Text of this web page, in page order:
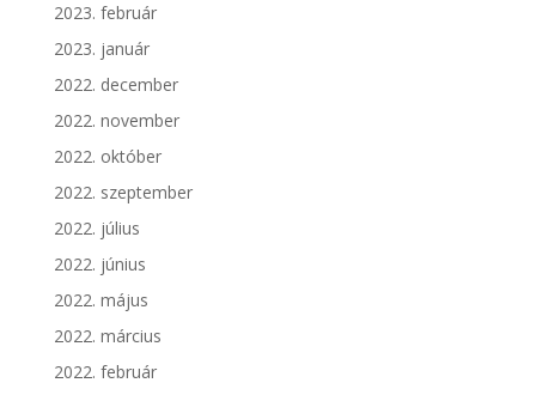
2023. február
2023. január
2022. december
2022. november
2022. október
2022. szeptember
2022. július
2022. június
2022. május
2022. március
2022. február